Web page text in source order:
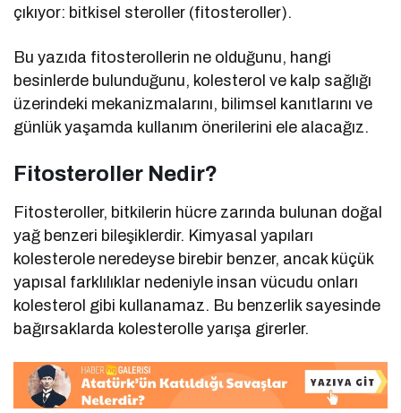
çıkıyor: bitkisel steroller (fitosteroller).
Bu yazıda fitosterollerin ne olduğunu, hangi
besinlerde bulunduğunu, kolesterol ve kalp sağlığı
üzerindeki mekanizmalarını, bilimsel kanıtlarını ve
günlük yaşamda kullanım önerilerini ele alacağız.
Fitosteroller Nedir?
Fitosteroller, bitkilerin hücre zarında bulunan doğal
yağ benzeri bileşiklerdir. Kimyasal yapıları
kolesterole neredeyse birebir benzer, ancak küçük
yapısal farklılıklar nedeniyle insan vücudu onları
kolesterol gibi kullanamaz. Bu benzerlik sayesinde
bağırsaklarda kolesterolle yarışa girerler.